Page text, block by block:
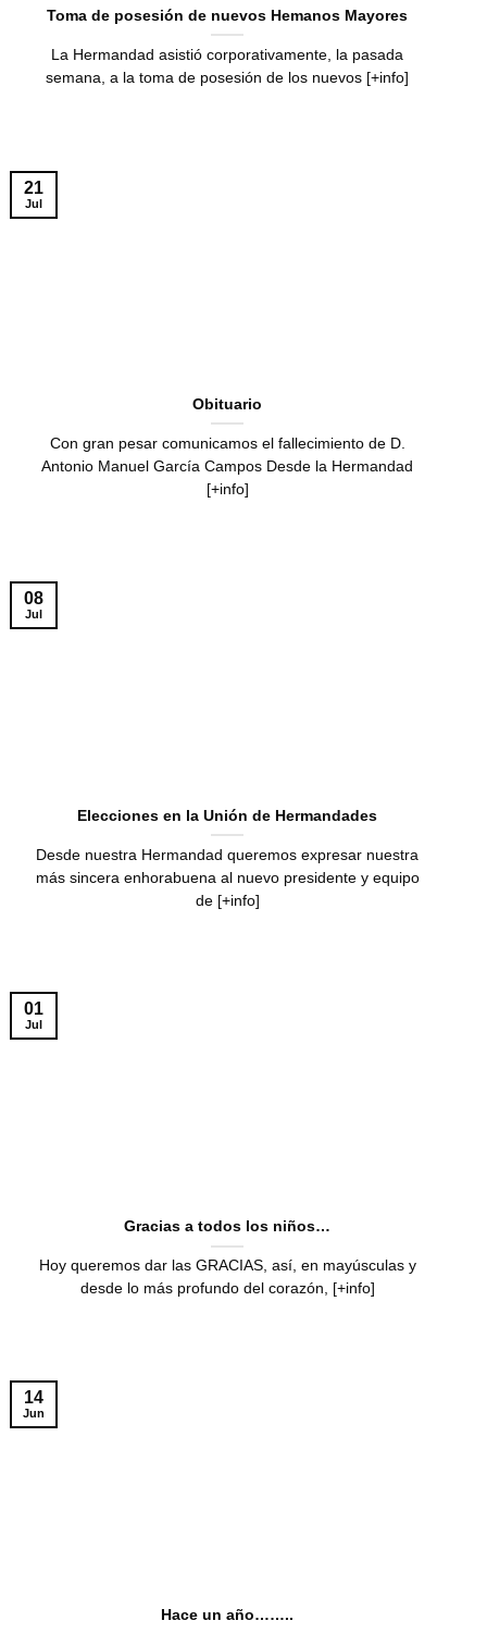
Toma de posesión de nuevos Hemanos Mayores
La Hermandad asistió corporativamente, la pasada
semana, a la toma de posesión de los nuevos [+info]
Obituario
Con gran pesar comunicamos el fallecimiento de D.
Antonio Manuel García Campos Desde la Hermandad
[+info]
21
Jul
Elecciones en la Unión de Hermandades
Desde nuestra Hermandad queremos expresar nuestra
más sincera enhorabuena al nuevo presidente y equipo
de [+info]
08
Jul
Gracias a todos los niños…
Hoy queremos dar las GRACIAS, así, en mayúsculas y
desde lo más profundo del corazón, [+info]
01
Jul
Hace un año……..
14
Jun